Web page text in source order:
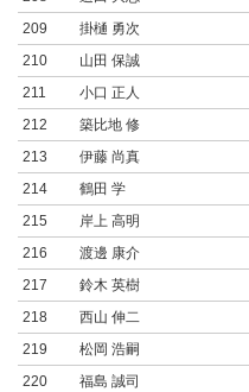
209
掛樋 勇次
210
山田 保誠
211
小口 正人
212
築比地 修
213
伊藤 尚真
214
鶴田 学
215
岸上 高明
216
渡邊 康介
217
鈴木 英樹
218
西山 伸二
219
松岡 浩嗣
220
福島 誠司